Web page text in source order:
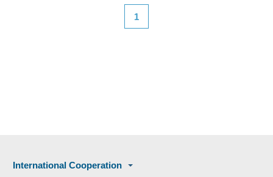
1
International Cooperation